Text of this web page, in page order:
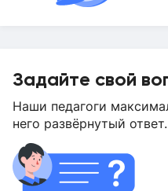
Задайте свой
Наши педагоги
него развёрнутый ответ.